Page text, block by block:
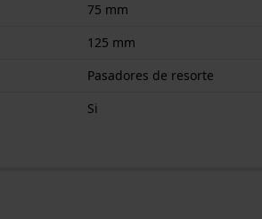
75 mm
125 mm
Pasadores de resorte
Si